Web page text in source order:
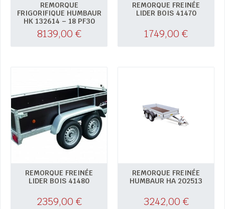
REMORQUE
FRIGORIFIQUE HUMBAUR
HK 132614 – 18 PF30
8139,00 €
REMORQUE FREINÉE
LIDER BOIS 41470
1749,00 €
REMORQUE FREINÉE
LIDER BOIS 41480
2359,00 €
REMORQUE FREINÉE
HUMBAUR HA 202513
3242,00 €